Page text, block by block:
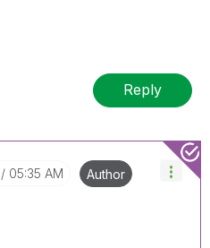
Reply
05:35 AM Author